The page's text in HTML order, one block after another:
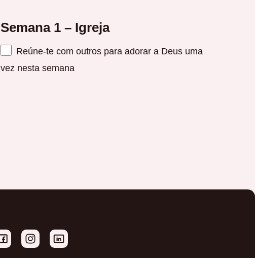
Semana 1 – Igreja
Reúne-te com outros para adorar a Deus uma
vez nesta semana